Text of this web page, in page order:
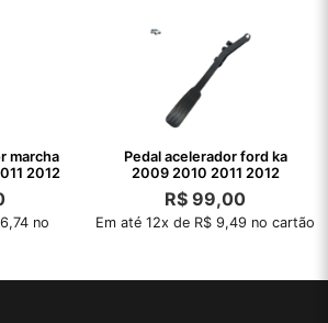
marcha
2012
no
Pedal acelerador ford ka
2009 2010 2011 2012
R$ 99,00
Em até 12x de R$ 9,49 no cartão